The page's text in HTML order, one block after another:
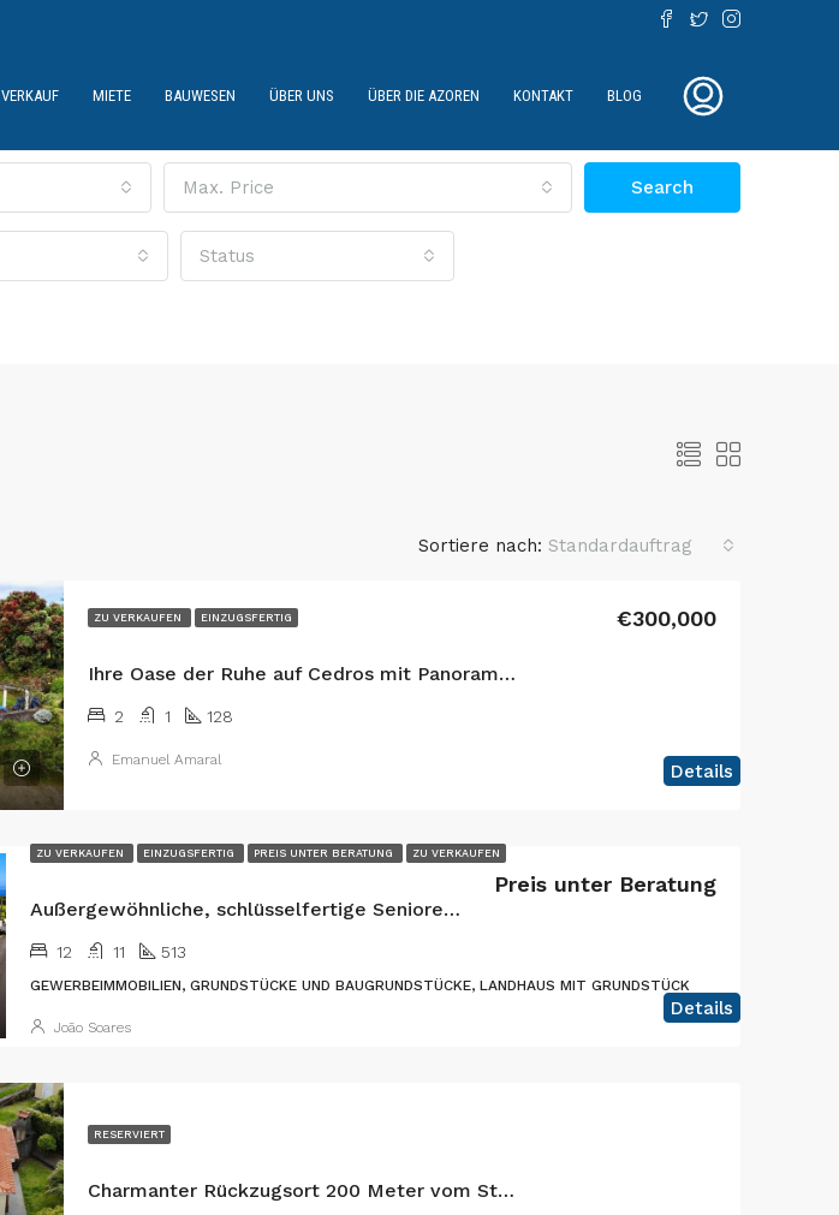
VERKAUF MIETE BAUWESEN ÜBER UNS ÜBER DIE AZOREN KONTAKT BLOG
Max. Price Search
Status
Sortiere nach: Standardauftrag
ZU VERKAUFEN EINZUGSFERTIG
Ihre Oase der Ruhe auf Cedros mit Panoramablick auf den Atlantik und die Inseln São Jorge und Graciosa!
€300,000
2 1 128
Details
Emanuel Amaral
ZU VERKAUFEN EINZUGSFERTIG PREIS UNTER BERATUNG ZU VERKAUFEN
Außergewöhnliche, schlüsselfertige Seniorenpflegeeinrichtung und erstklassige Anlageimmobilie
Preis unter Beratung
12 11 513
GEWERBEIMMOBILIEN, GRUNDSTÜCKE UND BAUGRUNDSTÜCKE, LANDHAUS MIT GRUNDSTÜCK
Details
João Soares
RESERVIERT
Charmanter Rückzugsort 200 Meter vom Strand entfernt – Praia do Almoxarife, Faial – Wo sich das Meer und der Vulkan treffen.